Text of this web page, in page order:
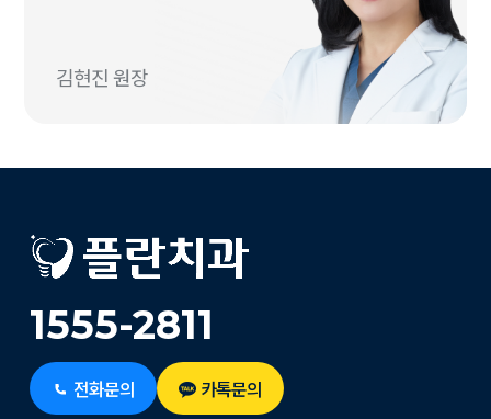
김현진 원장
1555-2811
전화문의 카톡문의